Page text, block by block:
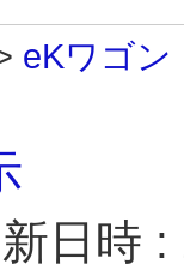
eKワゴン
日時